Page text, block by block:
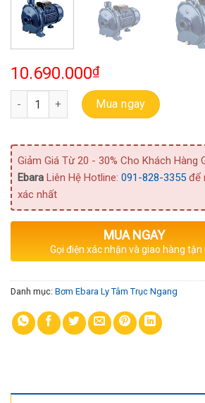
10.690.000₫
Bơm Ebara Ly Tâm Trục Ngang CMB 1.50M
Mua ngay
Giảm Giá Từ 20 - 30% Cho Khách Hàng
Ebara Liên Hệ Hotline: 091-828-3355 để
xác nhất
MUA NGAY
Gọi điện xác nhận và giao hàng tận
Danh mục: Bơm Ebara Ly Tâm Trục Ngang